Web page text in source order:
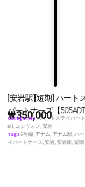
[安岩駅][短期] ハート
パートナーズ【505ADT
₩350,000
Categories♥ ハートステイパー
all, コシウォン,安岩
Tags6号線, アナム, アナム駅,ハ
イパートナース,安岩,安岩駅,短期